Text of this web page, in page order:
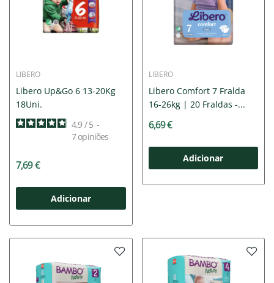
LIBERO
Libero Up&Go 6 13-20Kg
18Uni.
4.9/ 5 -
7opiniões
7,69 €
Adicionar
LIBERO
Libero Comfort 7 Fralda
16-26kg | 20 Fraldas -...
6,69 €
Adicionar